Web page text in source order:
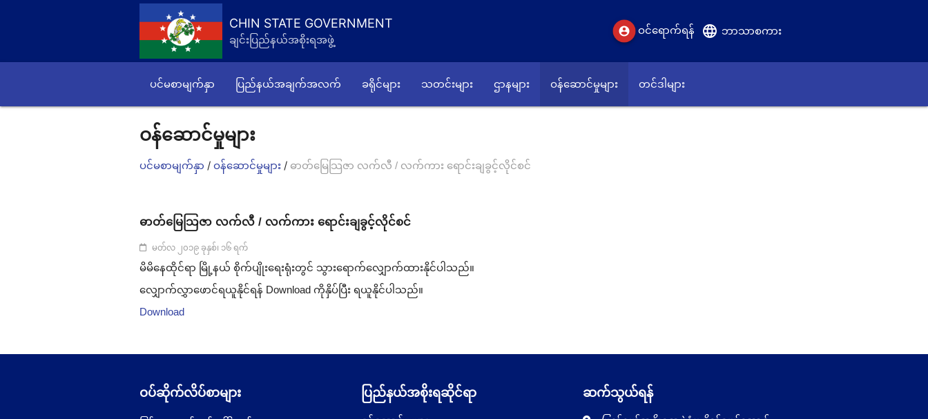
CHIN STATE GOVERNMENT
ချင်းပြည်နယ်အစိုးရအဖွဲ့
account_circle ဝင်ရောက်ရန် language ဘာသာစကား
ပင်မစာမျက်နှာ ပြည်နယ်အချက်အလက် ခရိုင်များ သတင်းများ ဌာနများ ဝန်ဆောင်မှုများ တင်ဒါများ
ဝန်ဆောင်မှုများ
ပင်မစာမျက်နှာ / ဝန်ဆောင်မှုများ / ဓာတ်မြေသြဇာ လက်လီ / လက်ကား ရောင်းချခွင့်လိုင်စင်
ဓာတ်မြေသြဇာ လက်လီ / လက်ကား ရောင်းချခွင့်လိုင်စင်
မတ်လ ၂၀၁၉ ခုနှစ်၊ ၁၆ ရက်
မိမိ​နေထိုင်ရာ မြို့နယ် စိုက်ပျိုးရေးရုံးတွင် သွားရောက်လျှောက်ထားနိုင်ပါသည်။
လျှောက်လွှာဖောင်ရယူနိုင်ရန် Download ကိုနှိပ်ပြီး ရယူနိုင်ပါသည်။
Download
ဝပ်ဆိုက်လိပ်စာများ ပြည်နယ်အစိုးရဆိုင်ရာ ဆက်သွယ်ရန်